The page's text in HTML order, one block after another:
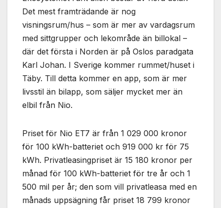
Det mest framträdande är nog
visningsrum/hus – som är mer av vardagsrum
med sittgrupper och lekområde än billokal –
där det första i Norden är på Oslos paradgata
Karl Johan. I Sverige kommer rummet/huset i
Täby. Till detta kommer en app, som är mer
livsstil än bilapp, som säljer mycket mer än
elbil från Nio.
Priset för Nio ET7 är från 1 029 000 kronor
för 100 kWh-batteriet och 919 000 kr för 75
kWh. Privatleasingpriset är 15 180 kronor per
månad för 100 kWh-batteriet för tre år och 1
500 mil per år; den som vill privatleasa med en
månads uppsägning får priset 18 799 kronor